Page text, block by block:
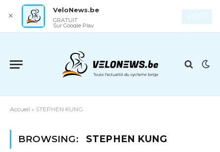
Accueil » STEPHEN KUNG
BROWSING: STEPHEN KUNG
✕
VeloNews.be
GRATUIT
Sur Google Play
VOIR